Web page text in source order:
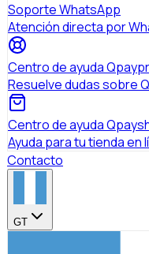
Soporte WhatsApp
Atención directa por
Centro de ayuda
Resuelve dudas sobre
Centro de ayuda
Ayuda para tu tienda en
Contacto
GT